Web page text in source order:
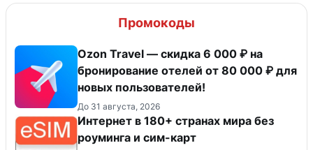
Промокоды
Ozon Travel — скидка 6 000 ₽ на
бронирование отелей от 80 000 ₽ для
новых пользователей!
До 31 августа, 2026
Интернет в 180+ странах мира без
роуминга и сим-карт